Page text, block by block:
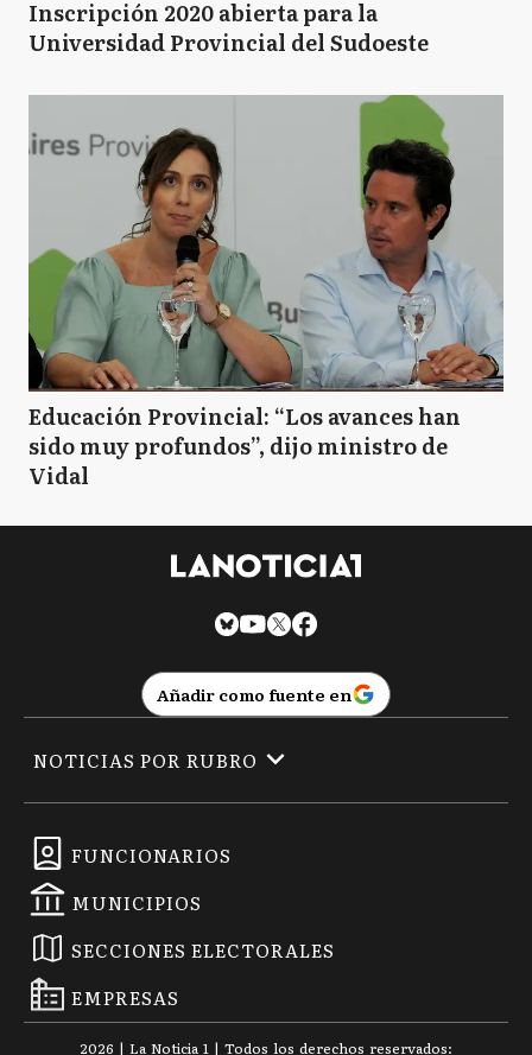
Inscripción 2020 abierta para la
Universidad Provincial del Sudoeste
Educación Provincial: “Los avances han
sido muy profundos”, dijo ministro de
Vidal
Añadir como fuente en
FUNCIONARIOS
MUNICIPIOS
SECCIONES ELECTORALES
EMPRESAS
NOTICIAS POR RUBRO
2026 | La Noticia 1 | Todos los derechos reservados: